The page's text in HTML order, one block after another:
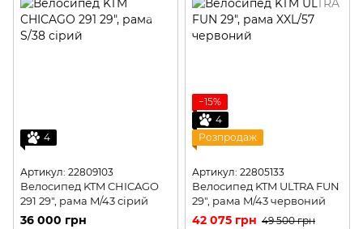
4
Артикул: 22809103
Велосипед KTM CHICAGO
291 29", рама M/43 сірий
36 000 грн
−15%
4
Розпродаж
Артикул: 22805133
Велосипед KTM ULTRA FUN
29", рама M/43 червоний
42 075 грн 49 500 грн